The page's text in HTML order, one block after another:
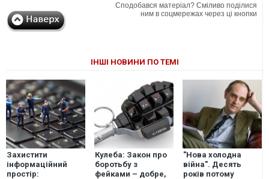
Сподобався матеріал? Сміливо поділися
ним в соцмережах через ці кнопки
ІНШІ НОВИНИ ПО ТЕМІ
Захистити
інформаційний
простір:
Кулеба: Закон про
боротьбу з
фейками – добре,
"Нова холодна
війна". Десять
років потому